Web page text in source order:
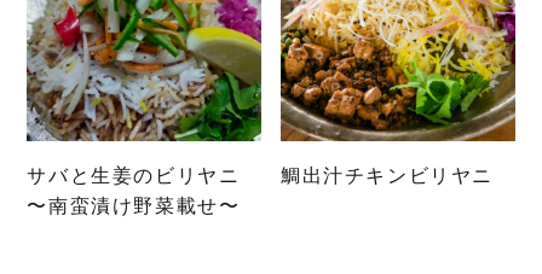
サバと生姜のビリヤニ
〜南蛮漬け野菜載せ〜
鯛出汁チキンビリヤニ